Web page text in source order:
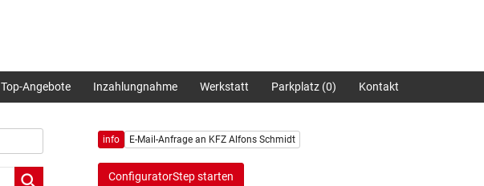
Top-Angebote Inzahlungnahme Werkstatt Parkplatz (0) Kontakt
info E-Mail-Anfrage an KFZ Alfons Schmidt
ConfiguratorStep starten